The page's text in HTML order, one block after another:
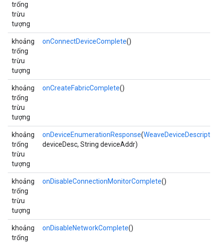
trống
trừu
tượng
khoảng
trống
trừu
tượng
onConnectDeviceComplete()
khoảng
trống
trừu
tượng
onCreateFabricComplete()
khoảng
trống
trừu
tượng
onDeviceEnumerationResponse(WeaveDeviceDescriptor
deviceDesc, String deviceAddr)
khoảng
trống
trừu
tượng
onDisableConnectionMonitorComplete()
khoảng
trống
onDisableNetworkComplete()